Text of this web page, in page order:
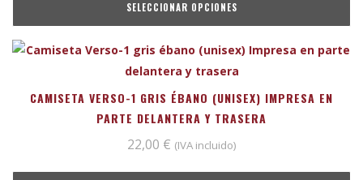
SELECCIONAR OPCIONES
CAMISETA VERSO-1 GRIS ÉBANO (UNISEX) IMPRESA EN
PARTE DELANTERA Y TRASERA
22,00 € (IVA incluido)